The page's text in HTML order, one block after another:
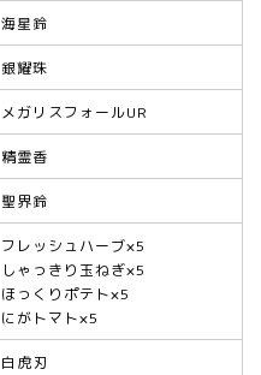
海星鈴
銀耀珠
メガリスフォールUR
精霊香
聖界鈴
フレッシュハーブ×5
しゃっきり玉ねぎ×5
ほっくりポテト×5
にがトマト×5
白虎刃